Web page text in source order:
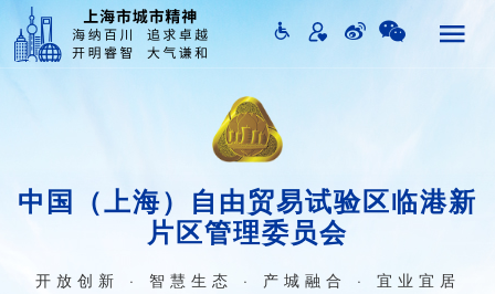
中国（上海）自由贸易试验区临港新
片区管理委员会
开放创新 · 智慧生态 · 产城融合 · 宜业宜居